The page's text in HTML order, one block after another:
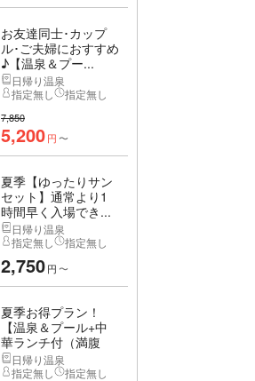
お友達同士･カップ
ル･ご夫婦におすすめ
♪【温泉＆プー...
日帰り温泉
指定無し
指定無し
7,850
5,200円 〜
夏季【ゆったりサン
セット】通常より1
時間早く入場でき...
日帰り温泉
指定無し
指定無し
2,750円 〜
夏季お得プラン！
【温泉＆プール+中
華ランチ付（満腹
コ...日帰り温泉
指定無し
指定無し